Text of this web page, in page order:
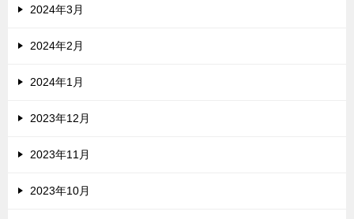
2024年3月
2024年2月
2024年1月
2023年12月
2023年11月
2023年10月